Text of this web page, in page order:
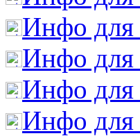
Инфо для
Инфо для
Инфо для
Инфо для